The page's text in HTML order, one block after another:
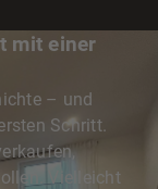
mit einer
– und
Schritt.
Vielleicht